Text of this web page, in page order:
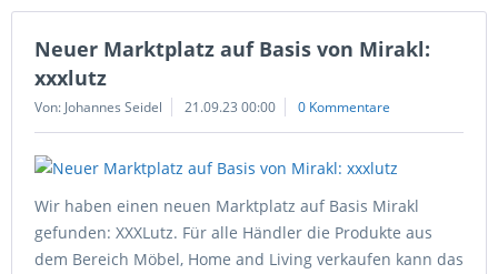
Neuer Marktplatz auf Basis von Mirakl:
xxxlutz
Von: Johannes Seidel 21.09.23 00:00 0 Kommentare
Wir haben einen neuen Marktplatz auf Basis Mirakl
gefunden: XXXLutz. Für alle Händler die Produkte aus
dem Bereich Möbel, Home and Living verkaufen kann das